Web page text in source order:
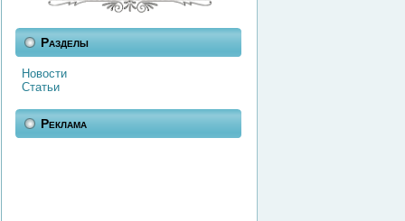
Разделы
Новости
Статьи
Реклама